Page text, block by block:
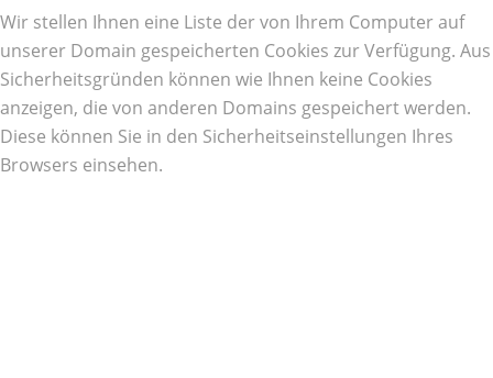
Wir stellen Ihnen eine Liste der von Ihrem Computer auf
unserer Domain gespeicherten Cookies zur Verfügung. Aus
Sicherheitsgründen können wie Ihnen keine Cookies
anzeigen, die von anderen Domains gespeichert werden.
Diese können Sie in den Sicherheitseinstellungen Ihres
Browsers einsehen.